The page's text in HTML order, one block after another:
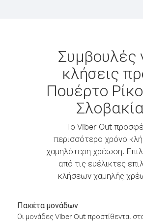
Συμβουλές
κλήσεις
Πουέρτο
Το Viber Out
περισσότερο χρόνο
χαμηλότερη χρέωση.
από τις ευέλικτες
κλήσεων χαμηλής
Πακέτα μονάδων
Οι μονάδες Viber Out προστίθενται